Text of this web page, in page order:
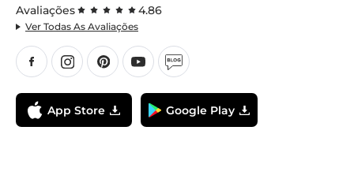
Avaliações 4.86
Ver Todas As Avaliações
App Store Google Play